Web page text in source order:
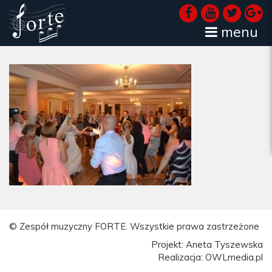
menu
© Zespół muzyczny FORTE. Wszystkie prawa zastrzeżone
Projekt: Aneta Tyszewska
Realizacja: OWLmedia.pl